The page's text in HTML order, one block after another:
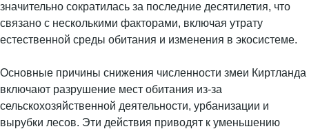
значительно сократилась за последние десятилетия, что
связано с несколькими факторами, включая утрату
естественной среды обитания и изменения в экосистеме.
Основные причины снижения численности змеи Киртланда
включают разрушение мест обитания из-за
сельскохозяйственной деятельности, урбанизации и
вырубки лесов. Эти действия приводят к уменьшению